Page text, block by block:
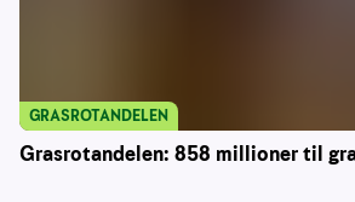
Grasrotandelen: 858 millioner til
GRASROTANDELEN